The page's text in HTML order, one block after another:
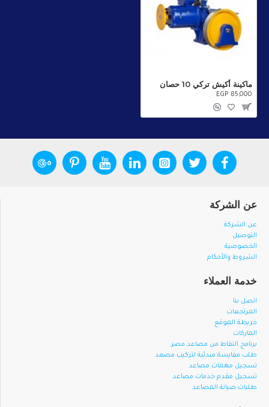
ماكينة أكيش تركي 10 حصان
EGP 85,000
عن الشركة
عن الشركة
التوصيل
الخصوصية
الشروط والأحكام
خدمة العملاء
اتصل بنا
المرتجعات
خريطة الموقع
الماركات
برنامج النقاط من مصاعد مصر
طلب مقايسة مبدئية لتركيب مصعد
تسجيل مهمات مصاعد
تسجيل مقدم خدمات مصاعد
طلبات صيانة المصاعد